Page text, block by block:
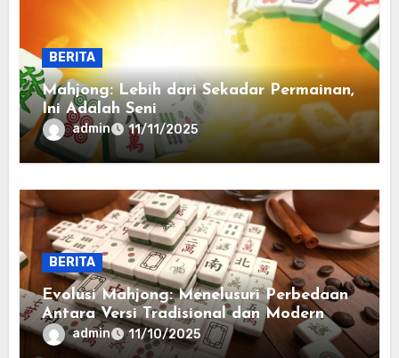
BERITA
Mahjong: Lebih dari Sekadar Permainan,
Ini Adalah Seni
admin 11/11/2025
BERITA
Evolusi Mahjong: Menelusuri Perbedaan
Antara Versi Tradisional dan Modern
admin 11/10/2025